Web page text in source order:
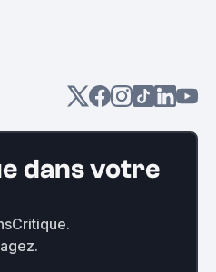
dans votre